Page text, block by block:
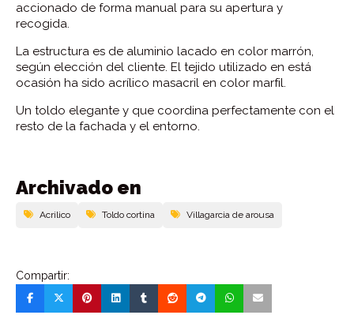
accionado de forma manual para su apertura y
recogida.
La estructura es de aluminio lacado en color marrón,
según elección del cliente. El tejido utilizado en está
ocasión ha sido acrílico masacril en color marfil.
Un toldo elegante y que coordina perfectamente con el
resto de la fachada y el entorno.
Archivado en
Acrilico Toldo cortina Villagarcia de arousa
Compartir: